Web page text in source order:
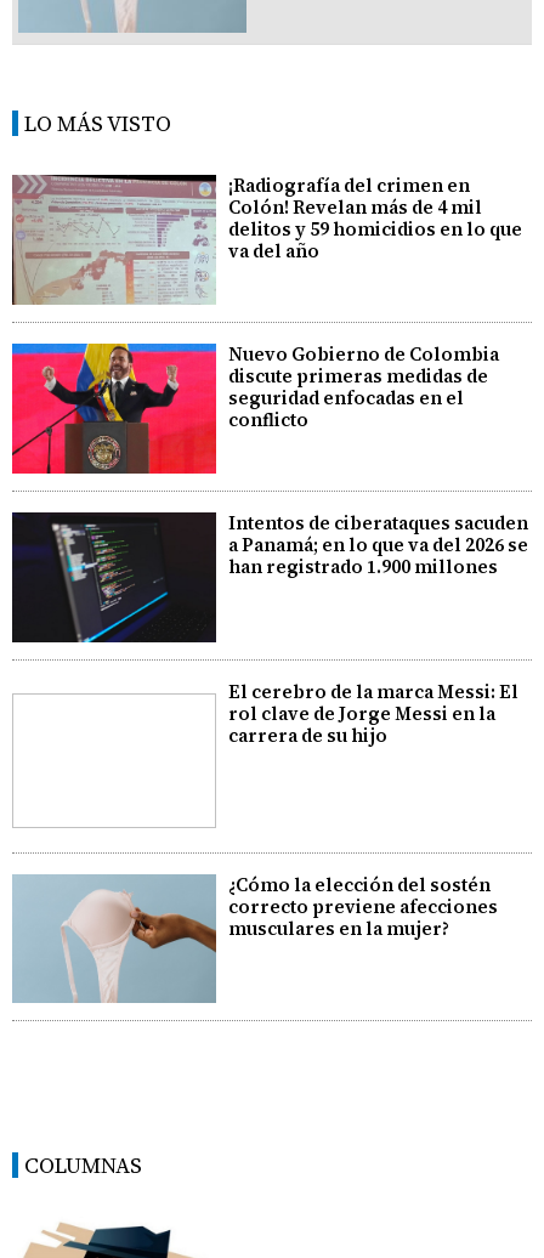
LO MÁS VISTO
¡Radiografía del crimen en
Colón! Revelan más de 4 mil
delitos y 59 homicidios en lo que
va del año
Nuevo Gobierno de Colombia
discute primeras medidas de
seguridad enfocadas en el
conflicto
Intentos de ciberataques sacuden
a Panamá; en lo que va del 2026 se
han registrado 1.900 millones
El cerebro de la marca Messi: El
rol clave de Jorge Messi en la
carrera de su hijo
¿Cómo la elección del sostén
correcto previene afecciones
musculares en la mujer?
COLUMNAS